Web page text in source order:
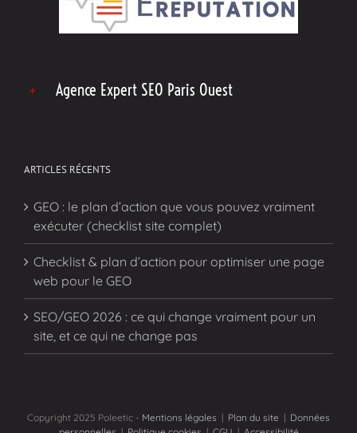
Agence Expert SEO Paris Ouest
ARTICLES RÉCENTS
GEO : le plan d’action que vous pouvez vraiment
exécuter (checklist site complet)
Checklist & plan d’action pour optimiser une page
web pour le GEO
SEO/GEO 2026 : ce qui change vraiment pour un
site, et ce qui ne change pas
Copyright 2025 Poleetic - Mentions légales | Plan du site | Données